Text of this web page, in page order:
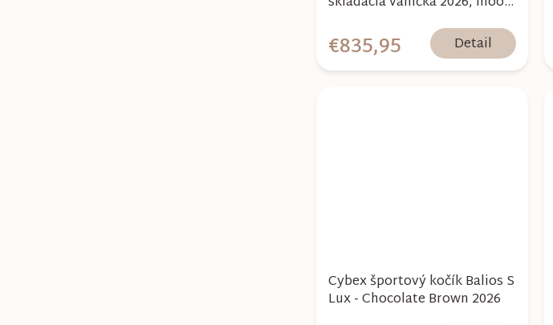
€835,95 Detail
Cybex športový kočík Balios S
Lux - Chocolate Brown 2026